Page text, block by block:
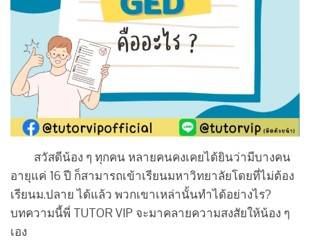
สวัสดีน้อง ๆ ทุกคน หลายคนคงเคยได้ยินว่ามีบางคน
อายุแค่ 16 ปี ก็สามารถเข้าเรียนมหาวิทยาลัยโดยที่ไม่ต้อง
เรียนม.ปลาย ได้แล้ว พวกเขาเหล่านั้นทำได้อย่างไร?
บทความนี้พี่ TUTOR VIP จะมาคลายความสงสัยให้น้อง ๆ
เอง